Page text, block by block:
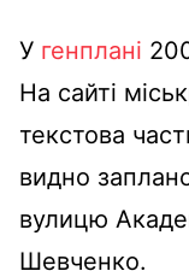
У генплані
На сайті
текстова
видно
вулицю
Шевченко.